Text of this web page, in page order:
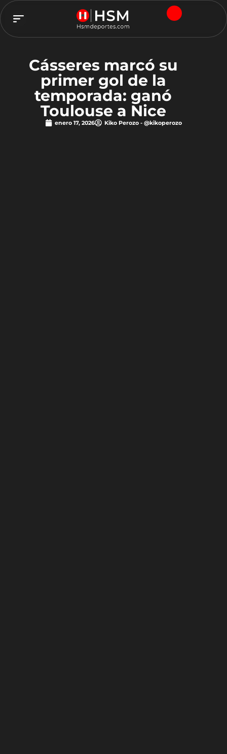
Cásseres marcó su
primer gol de la
temporada: ganó
Toulouse a Nice
enero 17, 2026 Kiko Perozo - @kikoperozo